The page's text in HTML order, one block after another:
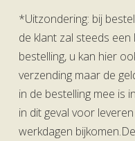
*Uitzondering: bij
de klant zal steeds
bestelling, u kan hier
verzending maar de
in de bestelling mee is
in dit geval voor
werkdagen